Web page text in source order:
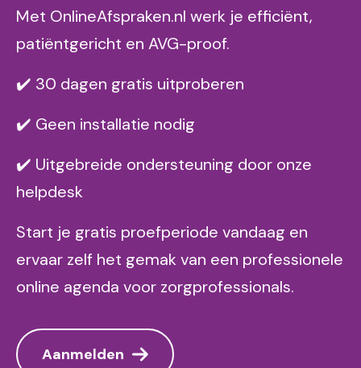
Met OnlineAfspraken.nl werk je efficiënt,
patiëntgericht en AVG-proof.
✔️ 30 dagen gratis uitproberen
✔️ Geen installatie nodig
✔️ Uitgebreide ondersteuning door onze
helpdesk
Start je gratis proefperiode vandaag en
ervaar zelf het gemak van een professionele
online agenda voor zorgprofessionals.
Aanmelden